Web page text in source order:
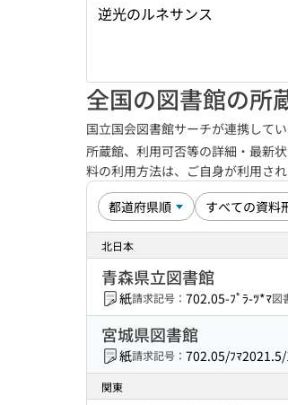
逆光のルネサンス
全国の図書館の所
国立国会図書館サーチが連携して
所蔵館、利用可否等の詳細・最新
料の利用方法は、ご自身が利用さ
北日本
青森県立図書館
紙請求記号： 702.05-ﾌﾟﾗ-ﾂ*ﾏ図
宮城県図書館
紙請求記号： 702.05/ﾌﾏ
関東